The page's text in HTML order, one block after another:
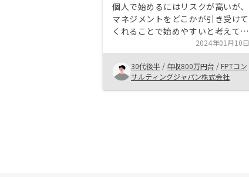
個人で始めるにはリスクが高いが、
マネジメントをどこかが引き受けて
くれることで始めやすいと考えてい
た。プラン等について十分に説明を
おこなってくれた上で、その内容で
あれば自身でも始められると感じら
れたため、RENOSY経由で不動産投
資を始めることにした。
2024年01月10日
30代後半 / 年収800万円台 /FPTコン
サルティングジャパン株式会社